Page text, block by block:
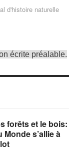
d'histoire naturelle
écrite préalable.
forêts et le bois:
Monde s’allie à